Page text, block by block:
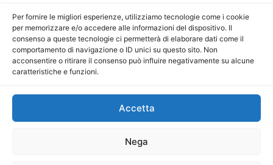
Per fornire le migliori esperienze, utilizziamo tecnologie come i cookie
per memorizzare e/o accedere alle informazioni del dispositivo. Il
consenso a queste tecnologie ci permetterà di elaborare dati come il
comportamento di navigazione o ID unici su questo sito. Non
acconsentire o ritirare il consenso può influire negativamente su alcune
caratteristiche e funzioni.
Accetta
Nega
Direttore Editoriale: Maurizio Scaglione
Direttore Responsabile: Maria Calabrese
P.IVA: 06334930820
Mercurio Comunicazione Società Cooperativa a r.l. è
iscritta al Registro degli Operatori di Comunicazione al